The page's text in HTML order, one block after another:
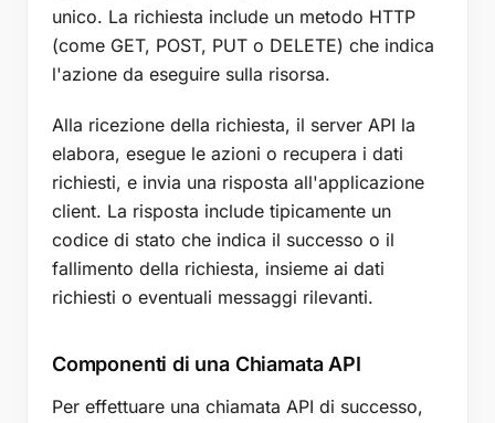
unico. La richiesta include un metodo HTTP
(come GET, POST, PUT o DELETE) che indica
l'azione da eseguire sulla risorsa.
Alla ricezione della richiesta, il server API la
elabora, esegue le azioni o recupera i dati
richiesti, e invia una risposta all'applicazione
client. La risposta include tipicamente un
codice di stato che indica il successo o il
fallimento della richiesta, insieme ai dati
richiesti o eventuali messaggi rilevanti.
Componenti di una Chiamata API
Per effettuare una chiamata API di successo,